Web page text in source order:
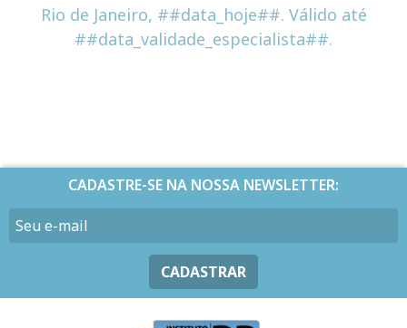
Rio de Janeiro, ##data_hoje##. Válido até
##data_validade_especialista##.
CADASTRE-SE NA NOSSA NEWSLETTER:
CADASTRAR